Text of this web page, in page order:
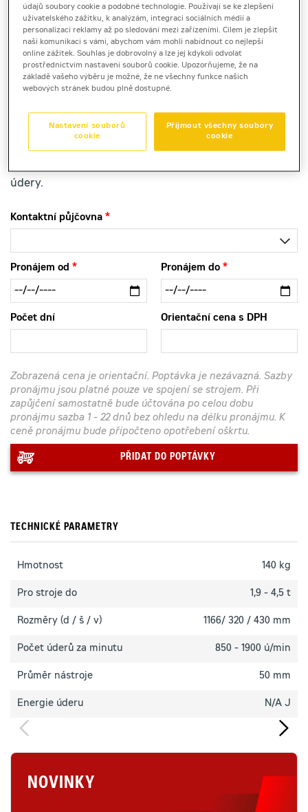
Kauce
20 000 Kč
hydraulické kladivo
Hydraulické kladivo Epiroc SB 152 je k pronájmu pro
údery.
Kontaktní půjčovna
Pronájem od Pronájem do
Počet dní Orientační cena s DPH
Zobrazená cena je orientační. Poptávka je nezávazná. Sazby
pronájmu jsou platné pouze ve spojení se strojem. Při
zapůjčení samostatně bude účtována po celou dobu
pronájmu sazba 1 - 22 dnů bez ohledu na délku pronájmu. K
ceně pronájmu bude připočteno opotřebení oškrtu.
PŘIDAT DO POPTÁVKY
TECHNICKÉ PARAMETRY
Hmotnost 140 kg
Pro stroje do 1,9 - 4,5 t
Rozměry (d / š / v) 1166/ 320 / 430 mm
Počet úderů za minutu 850 - 1900 ú/min
Průměr nástroje 50 mm
Energie úderu N/A J
NOVINKY
údajů soubory cookie a podobné technologie. Používají se ke zlepšení
uživatelského zážitku, k analýzám, integraci sociálních médií a
personalizaci reklamy až po sledování mezi zařízeními. Cílem je zlepšit
naši komunikaci s vámi, abychom vám mohli nabídnout co nejlepší
online zážitek. Souhlas je dobrovolný a lze jej kdykoli odvolat
prostřednictvím nastavení souborů cookie. Upozorňujeme, že na
základě vašeho výběru je možné, že ne všechny funkce našich
webových stránek budou plně dostupné.
Přijmout všechny soubory
cookie
Nastavení souborů
cookie